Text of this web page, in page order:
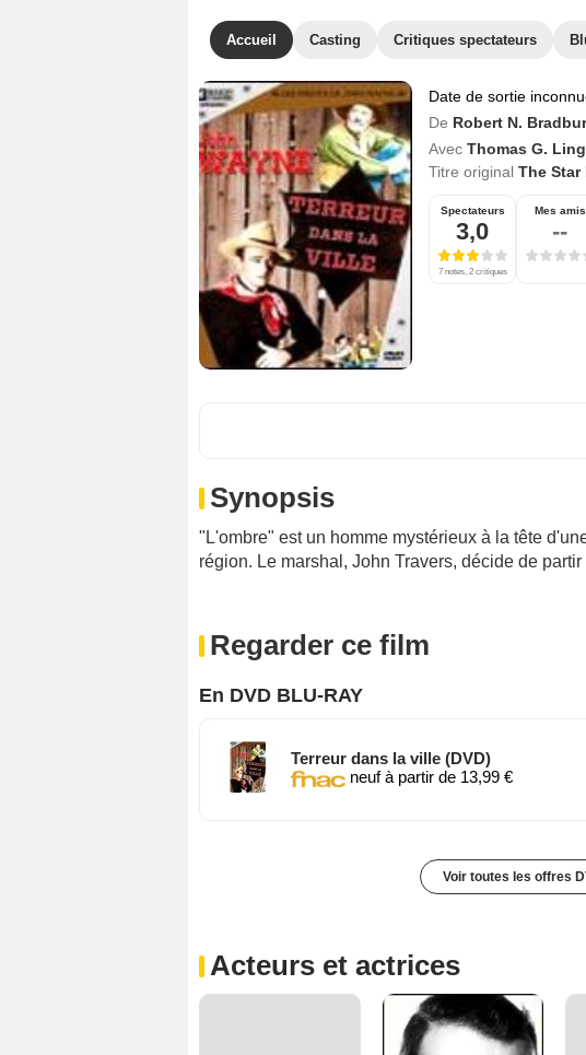
Accueil Casting Critiques spectateurs
Date de sortie
De Robert N.
Avec Thomas G.
Titre original The Star
Spectateurs
3,0
7 notes, 2 critiques
Mes amis
--
Synopsis
"L'ombre" est un homme mystérieux à la tête
région. Le marshal, John Travers, décide de
Regarder ce film
En DVD BLU-RAY
Terreur dans la ville (DVD)
neuf à partir de 13,99 €
Voir toutes les offres
Acteurs et actrices